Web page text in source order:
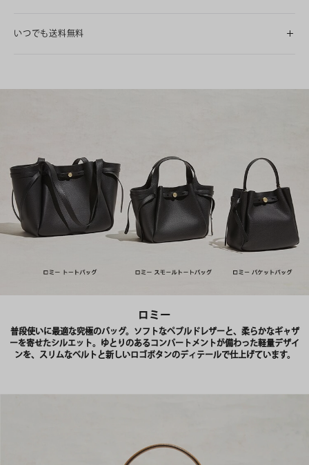
いつでも送料無料
ロミー
普段使いに最適な究極のバッグ。ソフトなペブルドレザーと、柔らかなギャザ
ーを寄せたシルエット。ゆとりのあるコンパートメントが備わった軽量デザイ
ンを、スリムなベルトと新しいロゴボタンのディテールで仕上げています。